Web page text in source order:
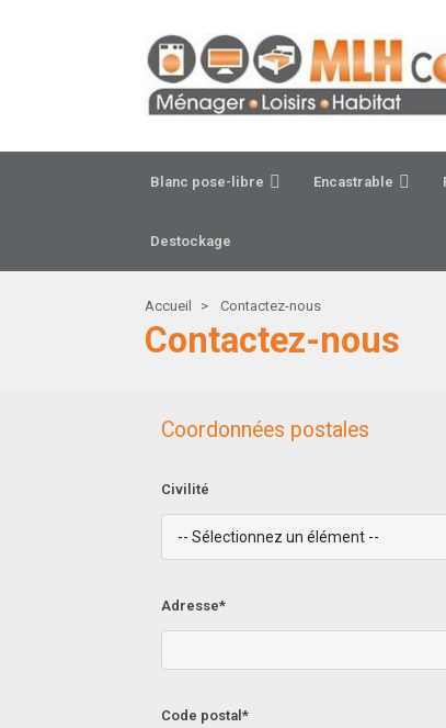
Blanc pose-libre Encastrable
Destockage
Accueil Contactez-nous
Contactez-nous
Coordonnées postales
Civilité
Adresse*
Code postal*